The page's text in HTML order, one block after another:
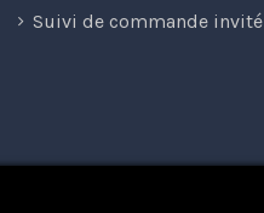
Suivi de commande invité